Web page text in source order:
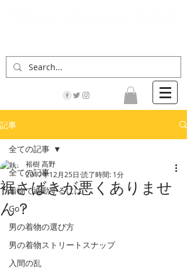
記事
全ての記事
着物で通勤するには
Go！
男の着物の選び方
男の着物ストリートスナップ
入間の乱
全ての記事
裾さばきが悪くありませ
ん？
裕樹 高野
2017年12月25日 読了時間: 1分